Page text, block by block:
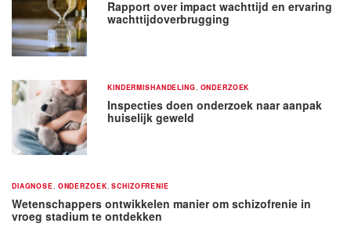
Rapport over impact wachttijd en ervaring
wachttijdoverbrugging
KINDERMISHANDELING ONDERZOEK
Inspecties doen onderzoek naar aanpak
huiselijk geweld
DIAGNOSE ONDERZOEK ,SCHIZOFRENIE
Wetenschappers ontwikkelen manier om schizofrenie in
vroeg stadium te ontdekken